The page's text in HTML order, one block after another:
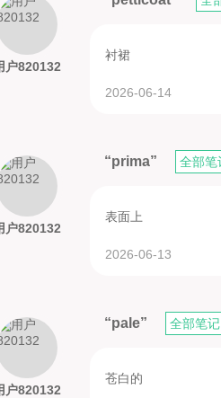
户820132
衬裙
2026-06-14
户820132
“prima” 全部笔
表面上
2026-06-13
户820132
“pale” 全部笔记
苍白的